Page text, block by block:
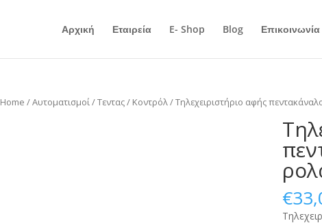
Αρχική Εταιρεία E- Shop Blog Επικοινωνία
Home /Αυτοματισμοί/Τεντας/ Κοντρόλ/ Τηλεχειριστήριο αφής
€